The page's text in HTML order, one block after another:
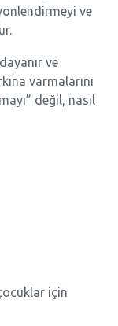
ve
ve
varmalarını
değil, nasıl
için